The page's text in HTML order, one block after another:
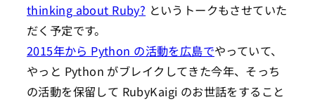
thinking about Ruby? というトークもさせていた
だく予定です。
2015年から Python の活動を広島でやっていて、
やっと Python がブレイクしてきた今年、そっち
の活動を保留して RubyKaigi のお世話をすること